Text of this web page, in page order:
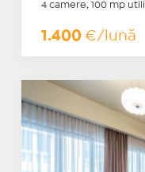
4 camere, 100 mp utili
1.400 €/lună